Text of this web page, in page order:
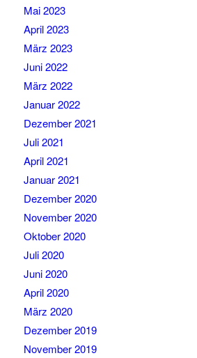
Mai 2023
April 2023
März 2023
Juni 2022
März 2022
Januar 2022
Dezember 2021
Juli 2021
April 2021
Januar 2021
Dezember 2020
November 2020
Oktober 2020
Juli 2020
Juni 2020
April 2020
März 2020
Dezember 2019
November 2019